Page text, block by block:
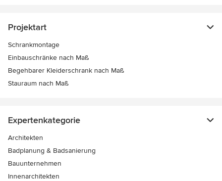
Projektart
Schrankmontage
Einbauschränke nach Maß
Begehbarer Kleiderschrank nach Maß
Stauraum nach Maß
Expertenkategorie
Architekten
Badplanung & Badsanierung
Bauunternehmen
Innenarchitekten